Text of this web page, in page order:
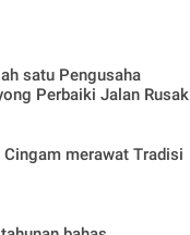
satu Pengusaha
Perbaiki Jalan Rusak
merawat Tradisi